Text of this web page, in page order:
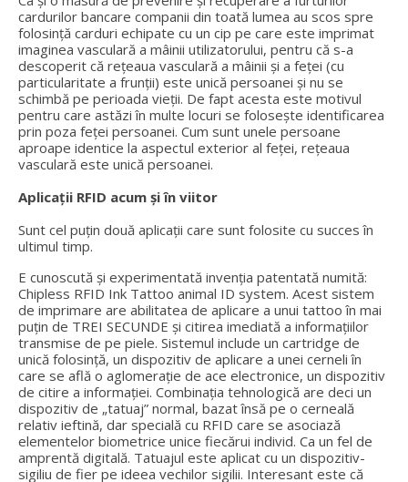
cardurilor bancare companii din toată lumea au scos spre
folosință carduri echipate cu un cip pe care este imprimat
imaginea vasculară a mâinii utilizatorului, pentru că s-a
descoperit că rețeaua vasculară a mâinii și a feței (cu
particularitate a frunții) este unică persoanei și nu se
schimbă pe perioada vieții. De fapt acesta este motivul
pentru care astăzi în multe locuri se folosește identificarea
prin poza feței persoanei. Cum sunt unele persoane
aproape identice la aspectul exterior al feței, rețeaua
vasculară este unică persoanei.
Aplicații RFID acum și în viitor
Sunt cel puțin două aplicații care sunt folosite cu succes în
ultimul timp.
E cunoscută și experimentată invenția patentată numită:
Chipless RFID Ink Tattoo animal ID system. Acest sistem
de imprimare are abilitatea de aplicare a unui tattoo în mai
puțin de TREI SECUNDE și citirea imediată a informațiilor
transmise de pe piele. Sistemul include un cartridge de
unică folosință, un dispozitiv de aplicare a unei cerneli în
care se află o aglomerație de ace electronice, un dispozitiv
de citire a informației. Combinația tehnologică are deci un
dispozitiv de „tatuaj” normal, bazat însă pe o cerneală
relativ ieftină, dar specială cu RFID care se asociază
elementelor biometrice unice fiecărui individ. Ca un fel de
amprentă digitală. Tatuajul este aplicat cu un dispozitiv-
sigiliu de fier pe ideea vechilor sigilii. Interesant este că